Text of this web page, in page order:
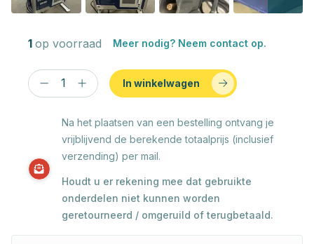
1 op voorraad Meer nodig? Neem contact op.
In winkelwagen
Na het plaatsen van een bestelling ontvang je
vrijblijvend de berekende totaalprijs (inclusief
verzending) per mail.
Houdt u er rekening mee dat gebruikte
onderdelen niet kunnen worden
geretourneerd / omgeruild of terugbetaald.